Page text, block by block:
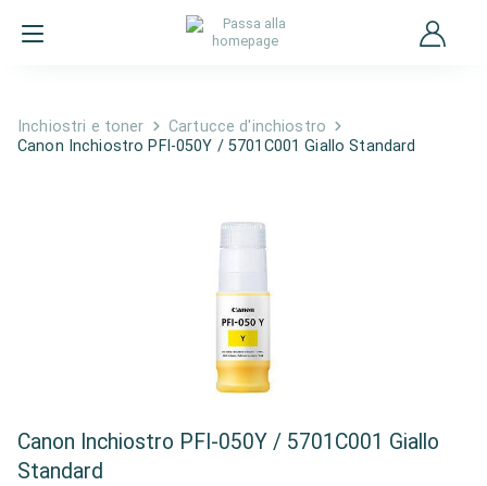
Inchiostri e toner
Cartucce d'inchiostro
Canon Inchiostro PFI-050Y / 5701C001 Giallo Standard
Canon Inchiostro PFI-050Y / 5701C001 Giallo
Standard